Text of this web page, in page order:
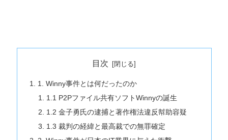
目次
1. Winny事件とは何だったのか
1.1 P2Pファイル共有ソフトWinnyの誕生
1.2 金子勇氏の逮捕と著作権法違反幇助容疑
1.3 裁判の経緯と最高裁での無罪確定